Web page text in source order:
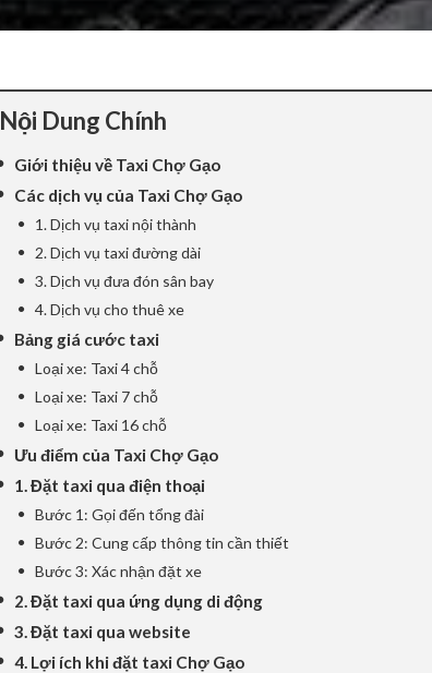
Nội Dung Chính
Giới thiệu về Taxi Chợ Gạo
Các dịch vụ của Taxi Chợ Gạo
1. Dịch vụ taxi nội thành
2. Dịch vụ taxi đường dài
3. Dịch vụ đưa đón sân bay
4. Dịch vụ cho thuê xe
Bảng giá cước taxi
Loại xe: Taxi 4 chỗ
Loại xe: Taxi 7 chỗ
Loại xe: Taxi 16 chỗ
Ưu điểm của Taxi Chợ Gạo
1. Đặt taxi qua điện thoại
Bước 1: Gọi đến tổng đài
Bước 2: Cung cấp thông tin cần thiết
Bước 3: Xác nhận đặt xe
2. Đặt taxi qua ứng dụng di động
3. Đặt taxi qua website
4. Lợi ích khi đặt taxi Chợ Gạo